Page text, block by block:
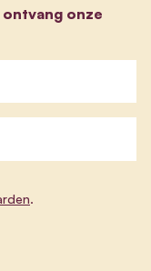
onze
.